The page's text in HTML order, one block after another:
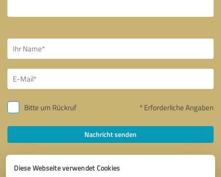
Diese Webseite verwendet Cookies
Bitte um Rückruf * Erforderliche Angaben
Nachricht senden
Ich stimme den